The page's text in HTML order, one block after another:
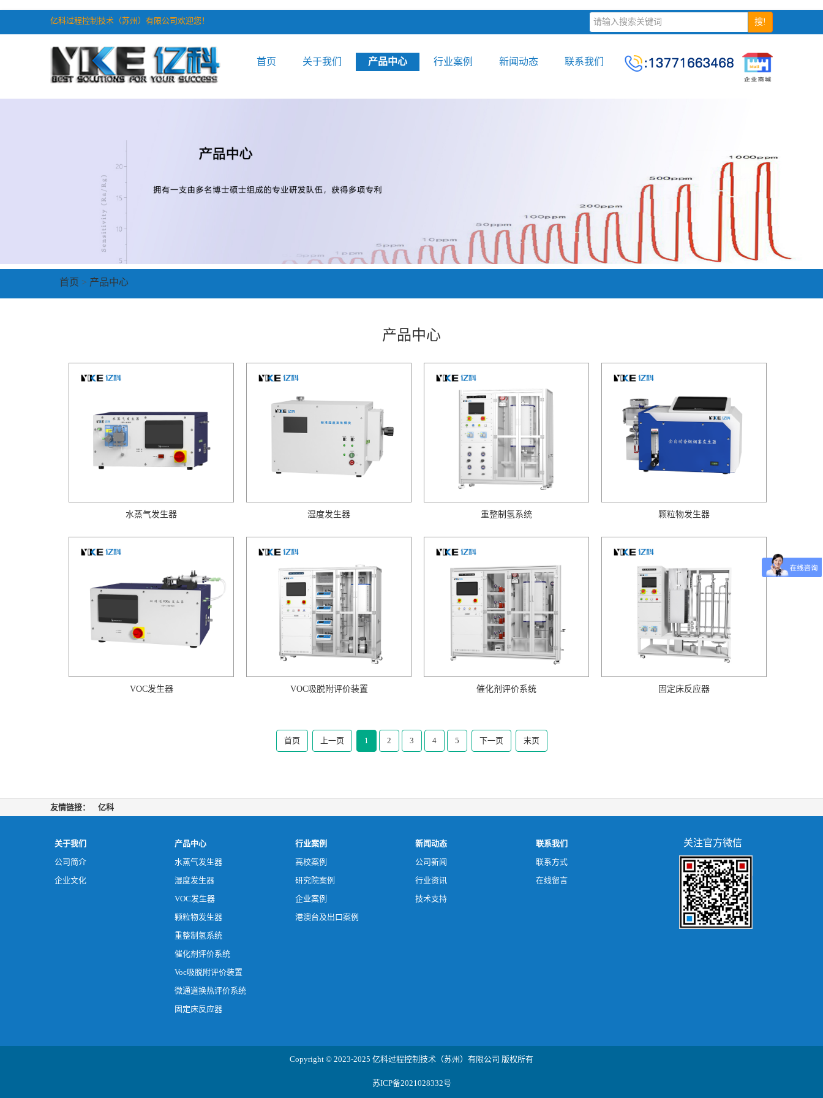
亿科过程控制技术（苏州）有限公司欢迎您！ 搜!
首页 关于我们 产品中心 行业案例 新闻动态 联系我们
首页 > 产品中心
产品中心
水蒸气发生器 湿度发生器 重整制氢系统 颗粒物发生器
VOC发生器 VOC吸脱附评价装置 催化剂评价系统 固定床反应器
首页 上一页 1 2 3 4 5 下一页 末页
友情链接： 亿科
关于我们
公司简介
企业文化
产品中心
水蒸气发生器
湿度发生器
VOC发生器
颗粒物发生器
重整制氢系统
催化剂评价系统
Voc吸脱附评价装置
微通道换热评价系统
固定床反应器
行业案例
高校案例
研究院案例
企业案例
港澳台及出口案例
新闻动态
公司新闻
行业资讯
技术支持
联系我们
联系方式
在线留言
关注官方微信
Copyright © 2023-2025 亿科过程控制技术（苏州）有限公司 版权所有
苏ICP备2021028332号